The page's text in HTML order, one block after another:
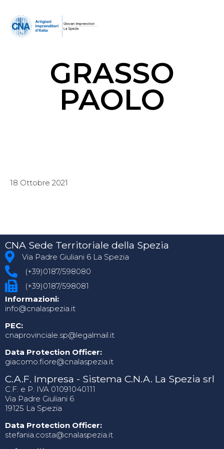
GRASSO
PAOLO
18 Ottobre 2021
CNA Sede Territoriale della Spezia
Via Padre Giuliani 6 La Spezia
(+39)0187/598080
(+39)0187/598081
Informazioni:
info@cnalaspezia.it
PEC:
cnaprovinciale.sp@legalmail.it
Data Protection Officer:
giacomo.fiore@cnalaspezia.it
C.A.F. Impresa - Sistema C.N.A. La Spezia srl
C.F. e P. IVA 01091040111
Via Padre Giuliani 6
19125 La Spezia
Data Protection Officer:
stefania.costa@cnalaspezia.it